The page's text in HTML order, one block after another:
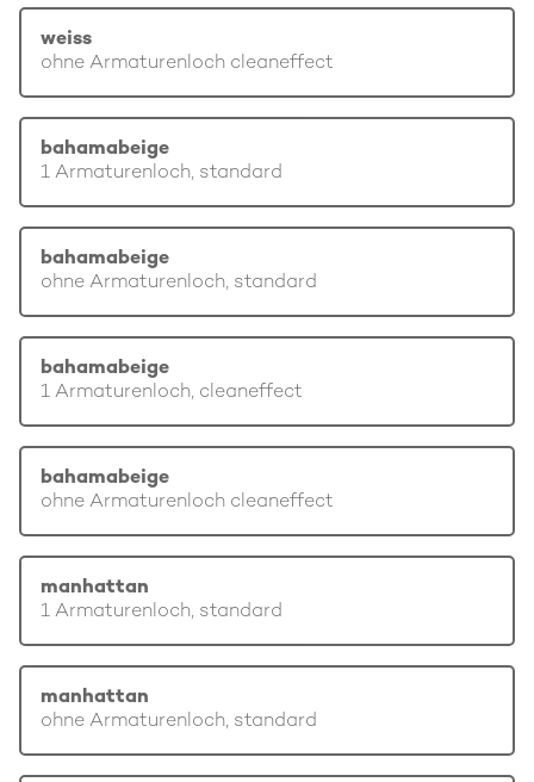
weiss
ohne Armaturenloch cleaneffect
bahamabeige
1 Armaturenloch, standard
bahamabeige
ohne Armaturenloch, standard
bahamabeige
1 Armaturenloch, cleaneffect
bahamabeige
ohne Armaturenloch cleaneffect
manhattan
1 Armaturenloch, standard
manhattan
ohne Armaturenloch, standard